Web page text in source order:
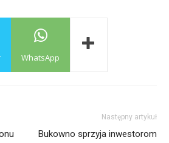
WhatsApp
Następny artykuł
Bukowno sprzyja inwestorom